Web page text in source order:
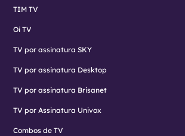
TIM TV
Oi TV
TV por assinatura SKY
TV por assinatura Desktop
TV por assinatura Brisanet
TV por Assinatura Univox
Combos de TV